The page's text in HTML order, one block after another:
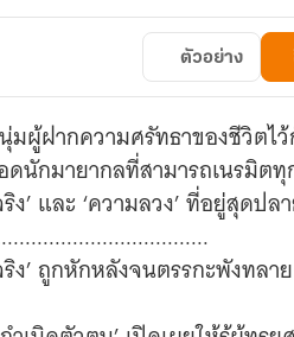
ตัวอย่าง
มผู้ฝากความศรัทธาของชีวิตไ
ดนักมายากลที่สามารถเนรมิต
ง’ และ ‘ความลวง’ ที่อยู่สุดป
ริง’ ถูกหักหลังจนตรรกะพังทล